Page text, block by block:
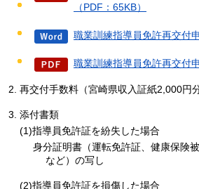
（PDF：65KB）
職業訓練指導員免許再交付
職業訓練指導員免許再交付
再交付手数料（宮崎県収入証紙2,000円分
添付書類
(1)指導員免許証を紛失した場合
身分証明書（運転免許証、健康保険
など）の写し
(2)指導員免許証を損傷した場合